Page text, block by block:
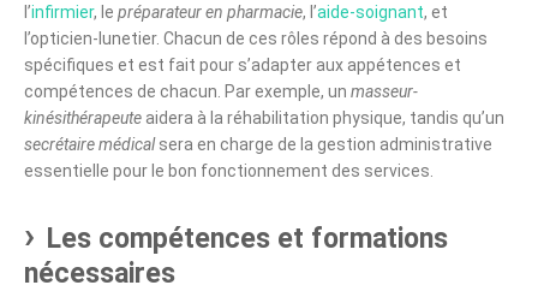
l’infirmier, le préparateur en pharmacie, l’aide-soignant, et
l’opticien-lunetier. Chacun de ces rôles répond à des besoins
spécifiques et est fait pour s’adapter aux appétences et
compétences de chacun. Par exemple, un masseur-
kinésithérapeute aidera à la réhabilitation physique, tandis qu’un
secrétaire médicalsera en charge de la gestion administrative
essentielle pour le bon fonctionnement des services.
Les compétences et formations
nécessaires